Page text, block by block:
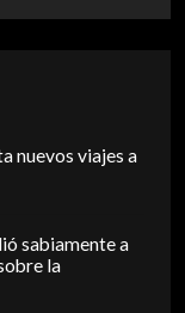
nuevos viajes a
sabiamente a
la